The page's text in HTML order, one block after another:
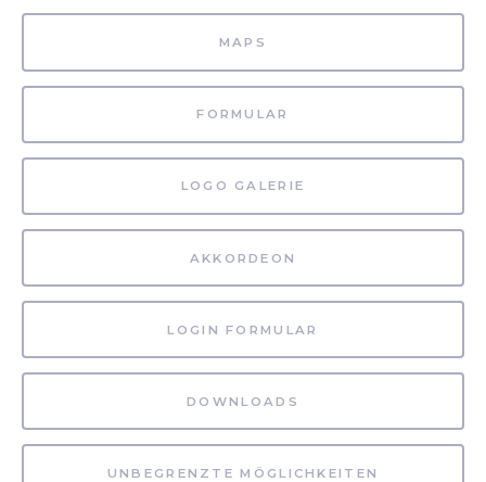
MAPS
FORMULAR
LOGO GALERIE
AKKORDEON
LOGIN FORMULAR
DOWNLOADS
UNBEGRENZTE MÖGLICHKEITEN